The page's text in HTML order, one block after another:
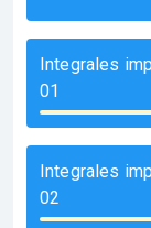
Integrales
01
Integrales
02